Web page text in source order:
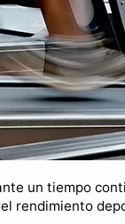
un tiempo
rendimiento